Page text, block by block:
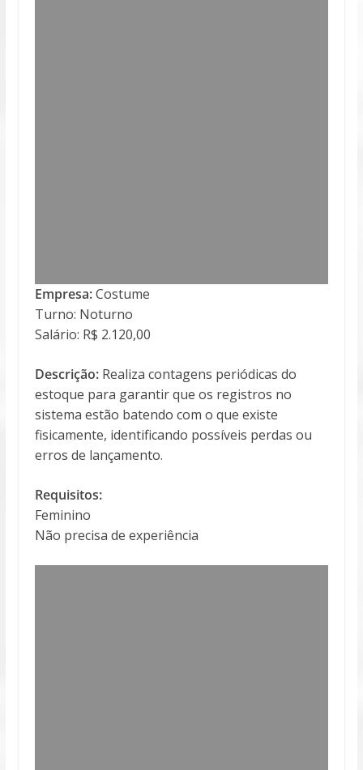
Empresa:Costume
Turno: Noturno
Salário: R$ 2.120,00
Descrição:Realiza contagens periódicas do
estoque para garantir que os registros no
sistema estão batendo com o que existe
fisicamente, identificando possíveis perdas ou
erros de lançamento.
Requisitos:
Feminino
Não precisa de experiência